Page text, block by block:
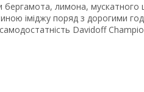
лимона, мускатного
іміджу поряд з дорогими
самодостатність Davidoff